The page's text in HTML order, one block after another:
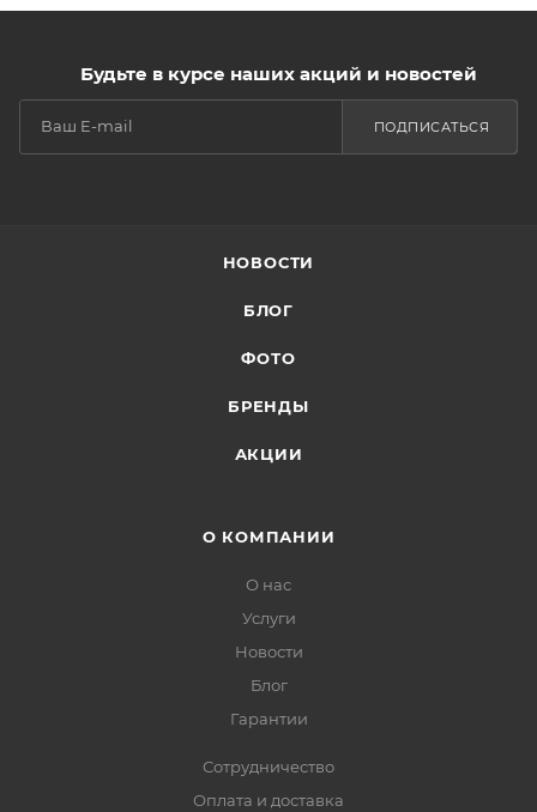
Будьте в курсе наших акций и новостей
ПОДПИСАТЬСЯ
НОВОСТИ
БЛОГ
ФОТО
БРЕНДЫ
АКЦИИ
О КОМПАНИИ
О нас
Услуги
Новости
Блог
Гарантии
Сотрудничество
Оплата и доставка